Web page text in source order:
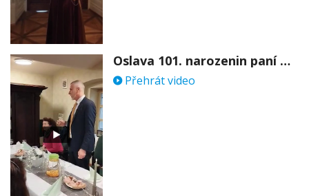
Oslava 101. narozenin paní Věry Skořepové
Přehrát video